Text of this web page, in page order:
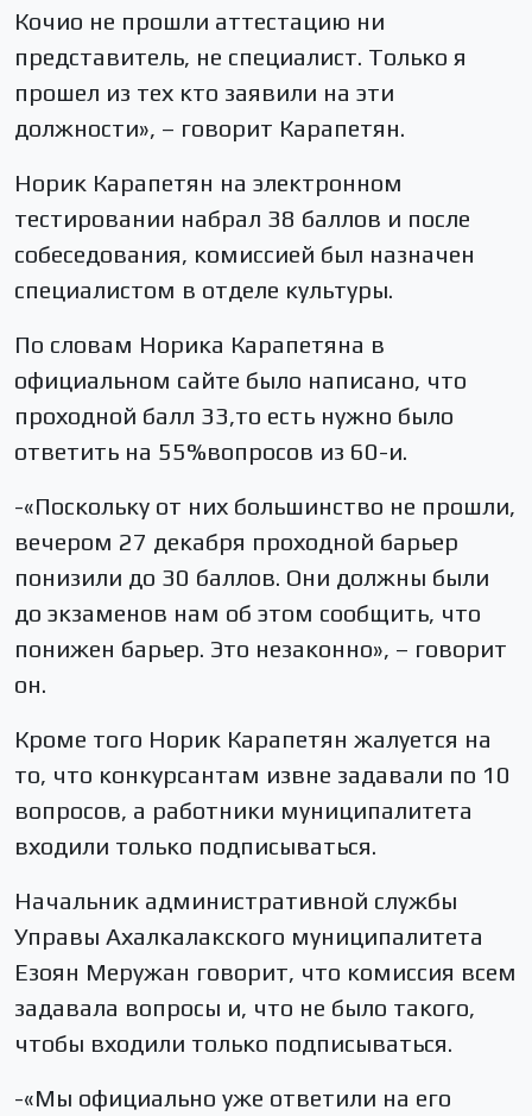
Кочио не прошли аттестацию ни
представитель, не специалист. Только я
прошел из тех кто заявили на эти
должности», – говорит Карапетян.
Норик Карапетян на электронном
тестировании набрал 38 баллов и после
собеседования, комиссией был назначен
специалистом в отделе культуры.
По словам Норика Карапетяна в
официальном сайте было написано, что
проходной балл 33,то есть нужно было
ответить на 55%вопросов из 60-и.
-«Поскольку от них большинство не прошли,
вечером 27 декабря проходной барьер
понизили до 30 баллов. Они должны были
до экзаменов нам об этом сообщить, что
понижен барьер. Это незаконно», – говорит
он.
Кроме того Норик Карапетян жалуется на
то, что конкурсантам извне задавали по 10
вопросов, а работники муниципалитета
входили только подписываться.
Начальник административной службы
Управы Ахалкалакского муниципалитета
Езоян Меружан говорит, что комиссия всем
задавала вопросы и, что не было такого,
чтобы входили только подписываться.
-«Мы официально уже ответили на его